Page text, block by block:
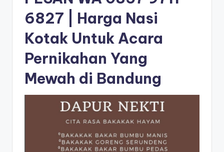
6827 | Harga Nasi
Kotak Untuk Acara
Pernikahan Yang
Mewah di Bandung